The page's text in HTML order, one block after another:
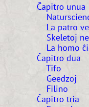
Ĉapitro unua
La patro
Skeletoj
La homo
Ĉapitro dua
Tifo
Geedzoj
Filino
Ĉapitro tria